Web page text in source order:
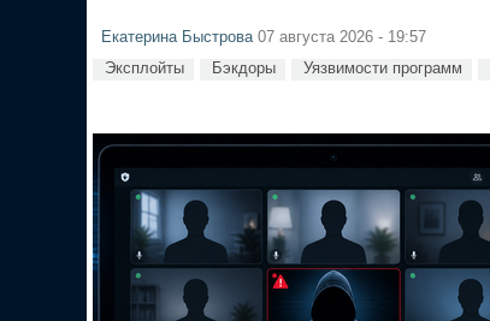
Екатерина Быстрова 07 августа 2026 - 19:57
Эксплойты Бэкдоры Уязвимости программ